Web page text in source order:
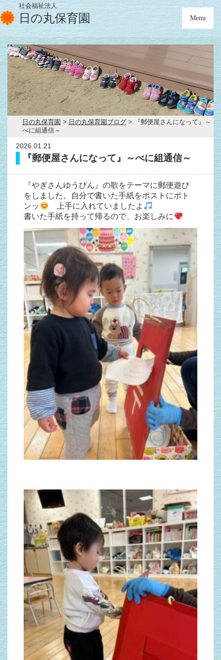
社会福祉法人
日の丸保育園 Menu
日の丸保育園 > 日の丸保育園ブログ >
『郵便屋さんになって』～
べに組通信～
2026.01.21
『郵便屋さんになって』～べに組通信～
『やぎさんゆうびん』の歌をテーマに郵便遊び
をしました。自分で書いた手紙をポストにポト
ンッ
上手に入れていましたよ
書いた手紙を持って帰るので、お楽しみに